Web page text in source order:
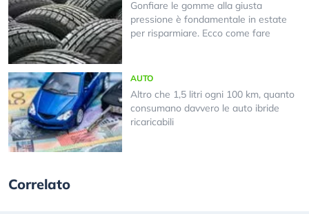
Gonfiare le gomme alla giusta
pressione è fondamentale in estate
per risparmiare. Ecco come fare
AUTO
Altro che 1,5 litri ogni 100 km, quanto
consumano davvero le auto ibride
ricaricabili
Correlato